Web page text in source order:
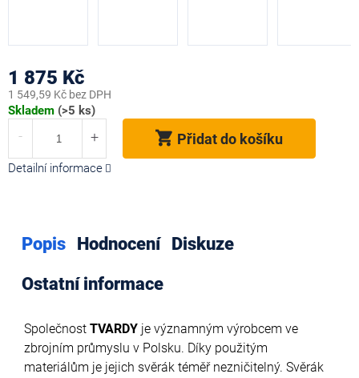
1 875 Kč
1 549,59 Kč bez DPH
Měrná
Skladem (>5 ks)
Přidat do košíku
Detailní informace
Popis Hodnocení
Diskuze
Ostatní informace
Společnost TVARDY je významným výrobcem ve
zbrojním průmyslu v Polsku. Díky použitým
materiálům je jejich svěrák téměř nezničitelný. Svěrák